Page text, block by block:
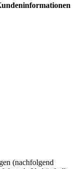
(nachfolgend